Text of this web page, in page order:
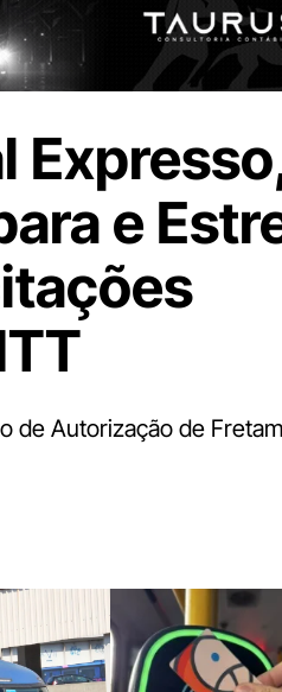
e
de Autorização de
Digite
aqui
o
seu